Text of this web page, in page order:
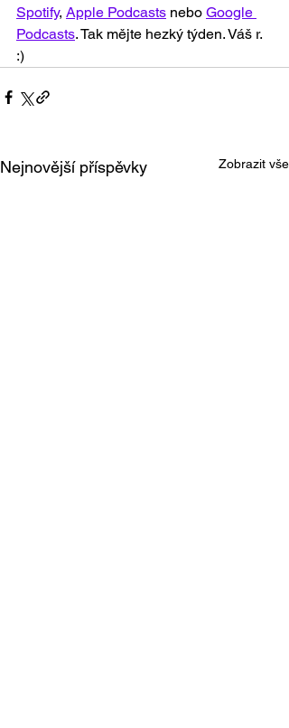
Spotify, Apple Podcasts nebo Google
Podcasts. Tak mějte hezký týden. Váš r.
:)
Nejnovější příspěvky Zobrazit vše